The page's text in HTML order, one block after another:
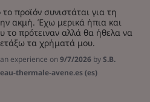
προϊόν συνιστάται για τη
ακμή. Έχω μερικά ήπια και
πρότειναν αλλά θα ήθελα να
τα χρήματά μου.
experience on9/7/2026 byS.B.
thermale-avene.es (es)